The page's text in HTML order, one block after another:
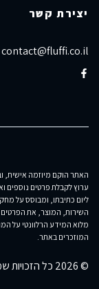
יצירת קשר
contact@fluffi.co.il
האתר הוקם מיוזמה אישית,
ערוץ לקבלת פרטים נוספים
ליום כתיבתו, ומבוסס על
השירות, המוצר, את הפרטים
מלוא המידע הרלוונטי על
המוזכרים באתר.
© 2026 כל הזכויות שמורות לפלאפי